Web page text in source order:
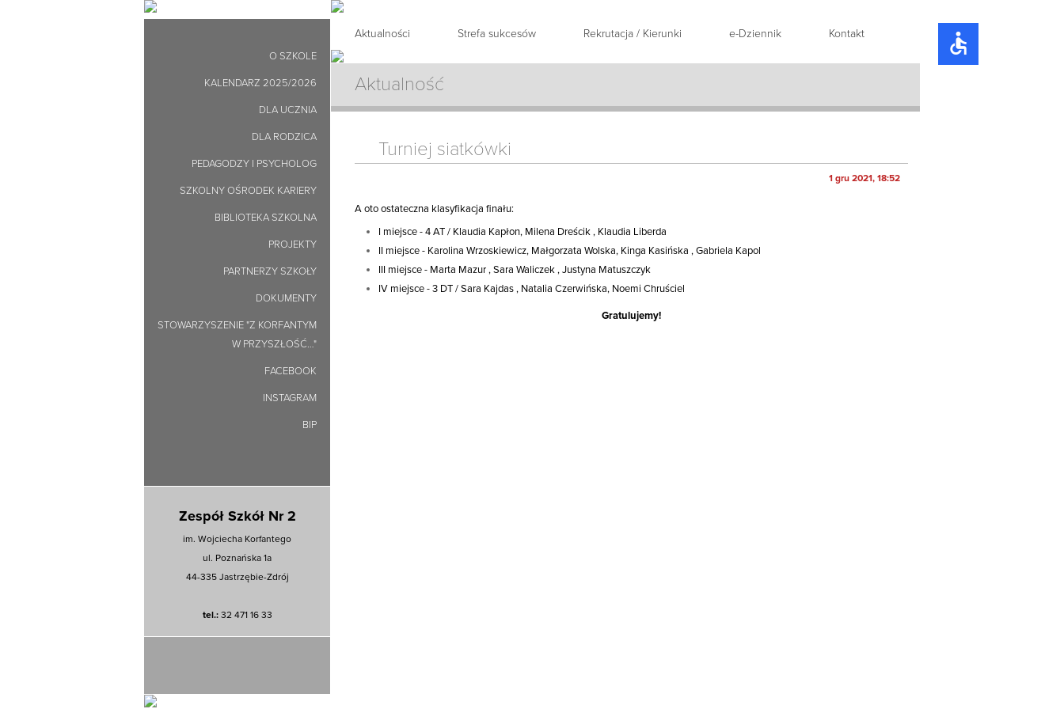
O SZKOLE
KALENDARZ 2025/2026
DLA UCZNIA
DLA RODZICA
PEDAGODZY I PSYCHOLOG
SZKOLNY OŚRODEK KARIERY
BIBLIOTEKA SZKOLNA
PROJEKTY
PARTNERZY SZKOŁY
DOKUMENTY
STOWARZYSZENIE "Z KORFANTYM
W PRZYSZŁOŚĆ…"
FACEBOOK
INSTAGRAM
BIP
Zespół Szkół Nr 2
im. Wojciecha Korfantego
ul. Poznańska 1a
44-335 Jastrzębie-Zdrój
tel.:32 471 16 33
accessible
Aktualności Strefa sukcesów Rekrutacja / Kierunki e-Dziennik Kontakt
Aktualność
Turniej siatkówki
1 gru 2021, 18:52
A oto ostateczna klasyfikacja finału:
I miejsce - 4 AT / Klaudia Kapłon, Milena Dreścik , Klaudia Liberda
II miejsce - Karolina Wrzoskiewicz, Małgorzata Wolska, Kinga Kasińska , Gabriela Kapol
III miejsce - Marta Mazur , Sara Waliczek , Justyna Matuszczyk
IV miejsce - 3 DT / Sara Kajdas , Natalia Czerwińska, Noemi Chruściel
Gratulujemy!